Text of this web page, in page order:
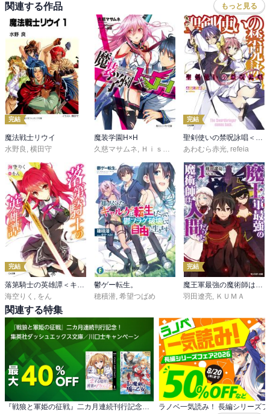
そんなアイーシャ夫人の権能のせいで護堂は過去の世界に来てしま
う。有り得ない状況下に陥ったのにそれ程危機感がないのはいつも
のことだけど、現代社会から解き放たれ平和主義に徹する必要が薄
れた今回の護堂は何というかとても活き活きとしている。この時代
のカンピオーネ、ウルディンと非常に似ていると評されてしまう
し、暴走しているわけでもないのに『教授』の場面ではかなりはっ
ちゃけている。ウルディンへの攻撃手段など割と周囲への影響を考
えなくていい為か常識を欠いたものだったし
もしかして、護堂にはこの時代の方が有っているのでは……？
関連する作品 もっと見る
完結
魔法戦士リウイ
水野良 横田守
魔装学園H×H
久慈マサムネ
Ｈｉｓａｓｉ ,黒銀
完結
あわむら赤光 refeia
完結
落第騎士の英雄譚＜キャバルリィ＞
海空りく , をん
鬱ゲー転生。
穂積潜, 希望つばめ
完結
魔王軍最強の魔術師は人間だった
羽田遼亮, ＫＵＭＡ
関連する特集
『戦狼と軍姫の征戦』二カ月連続刊行記念！ 集英社ダッシュエックス文庫／川口士キャンペーン ラノベ一気読み！ 長編シリーズ